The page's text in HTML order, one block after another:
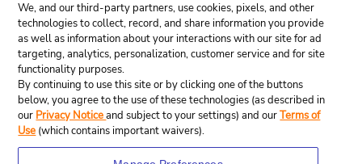
We, and our third-party partners, use cookies, pixels, and other
technologies to collect, record, and share information you provide
as well as information about your interactions with our site for ad
targeting, analytics, personalization, customer service and for site
functionality purposes.
By continuing to use this site or by clicking one of the buttons
below, you agree to the use of these technologies (as described in
our Privacy Noticeand subject to your settings) and ourTerms of
Use (which contains important waivers).